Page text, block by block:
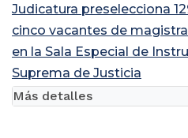
Judicatura preselecciona
cinco vacantes de
en la Sala Especial de
Suprema de Justicia
Más detalles